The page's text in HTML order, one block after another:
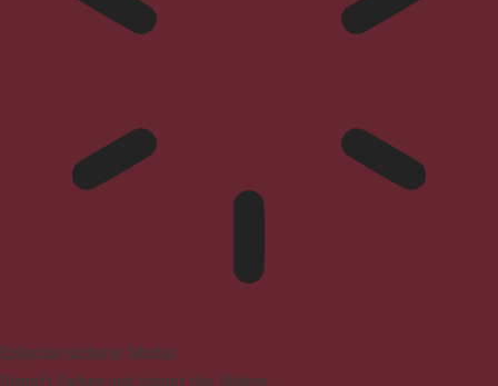
Epilepsie-sicherer Modus
Dämpft Farben und stoppt das Blinken